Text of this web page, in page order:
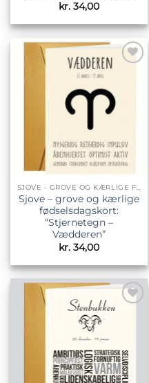
kr. 34,00
Sjove – grove og kærlige
fødselsdagskort:
“Stjernetegn –
Vædderen”
kr. 34,00
Tilføj til
ønskeliste